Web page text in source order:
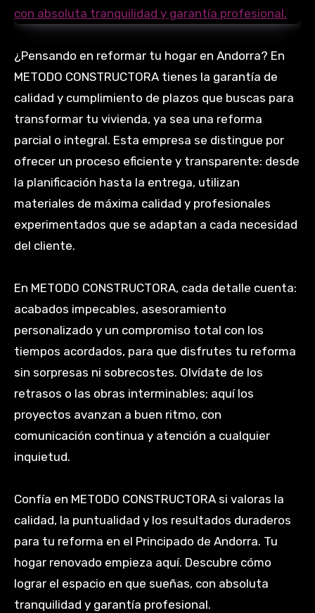
¿Pensando en reformar tu hogar en Andorra? En
METODO CONSTRUCTORA tienes la garantía de
calidad y cumplimiento de plazos que buscas para
transformar tu vivienda, ya sea una reforma
parcial o integral. Esta empresa se distingue por
ofrecer un proceso eficiente y transparente: desde
la planificación hasta la entrega, utilizan
materiales de máxima calidad y profesionales
experimentados que se adaptan a cada necesidad
del cliente.
En METODO CONSTRUCTORA, cada detalle cuenta:
acabados impecables, asesoramiento
personalizado y un compromiso total con los
tiempos acordados, para que disfrutes tu reforma
sin sorpresas ni sobrecostes. Olvídate de los
retrasos o las obras interminables; aquí los
proyectos avanzan a buen ritmo, con
comunicación continua y atención a cualquier
inquietud.
Confía en METODO CONSTRUCTORA si valoras la
calidad, la puntualidad y los resultados duraderos
para tu reforma en el Principado de Andorra. Tu
hogar renovado empieza aquí. Descubre cómo
lograr el espacio en que sueñas, con absoluta
tranquilidad y garantía profesional.